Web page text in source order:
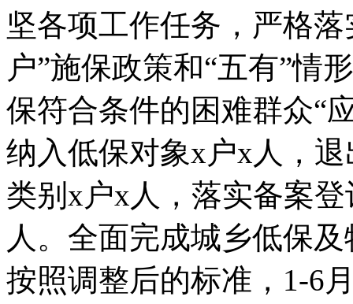
坚各项工作任务，严格
户”施保政策和“五有”情
保符合条件的困难群众“
纳入低保对象x户x人，
类别x户x人，落实备案
人。全面完成城乡低保
按照调整后的标准，1-6